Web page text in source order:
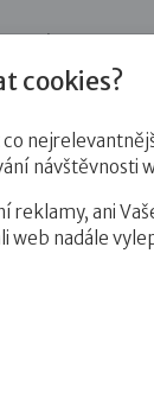
a
pomoc
cookies?
návštěvnosti
reklamy, ani
web nadále